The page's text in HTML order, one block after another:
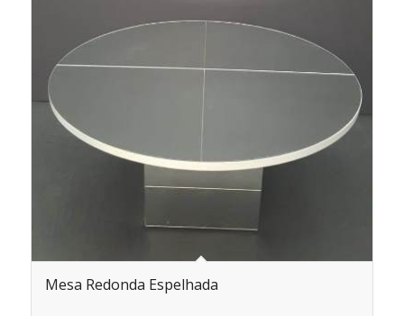
Mesa Redonda Espelhada